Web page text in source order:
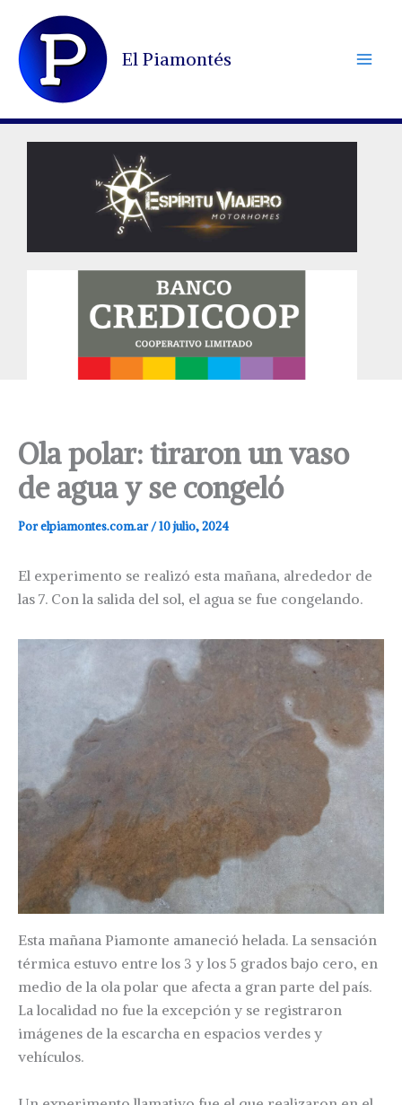
contenido
El Piamontés
Ola polar: tiraron un vaso
de agua y se congeló
Porelpiamontes.com.ar/10 julio, 2024
El experimento se realizó esta mañana, alrededor de
las 7. Con la salida del sol, el agua se fue congelando.
Esta mañana Piamonte amaneció helada. La sensación
térmica estuvo entre los 3 y los 5 grados bajo cero, en
medio de la ola polar que afecta a gran parte del país.
La localidad no fue la excepción y se registraron
imágenes de la escarcha en espacios verdes y
vehículos.